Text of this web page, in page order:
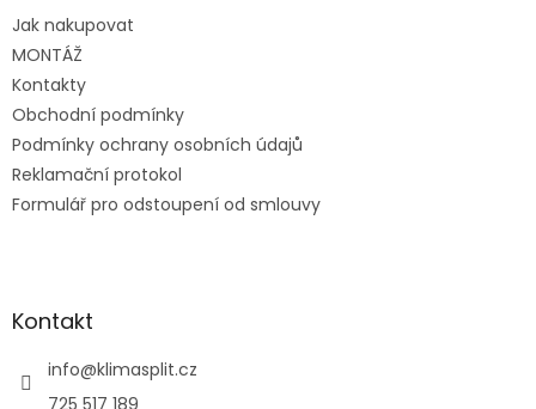
Jak nakupovat
MONTÁŽ
Kontakty
Obchodní podmínky
Podmínky ochrany osobních údajů
Reklamační protokol
Formulář pro odstoupení od smlouvy
Kontakt
info@klimasplit.cz